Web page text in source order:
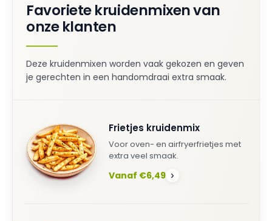
Favoriete kruidenmixen van
onze klanten
Deze kruidenmixen worden vaak gekozen en geven
je gerechten in een handomdraai extra smaak.
Frietjes kruidenmix
Voor oven- en airfryerfrietjes met
extra veel smaak.
Vanaf €6,49 ›